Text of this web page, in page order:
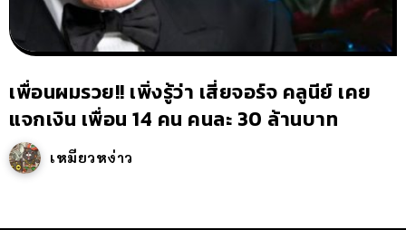
เพื่อนผมรวย!! เพิ่งรู้ว่า เสี่ยจอร์จ คลูนีย์ เคย
แจกเงิน เพื่อน 14 คน คนละ 30 ล้านบาท
เหมียวหง่าว